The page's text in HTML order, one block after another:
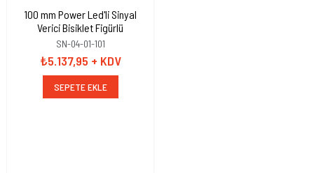
100 mm Power Led'li Sinyal
Verici Bisiklet Figürlü
SN-04-01-101
₺5.137,95 + KDV
SEPETE EKLE